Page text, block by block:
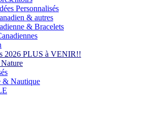
Personnalisés
& autres
& Bracelets
2026 PLUS à VENIR!!
& Nautique